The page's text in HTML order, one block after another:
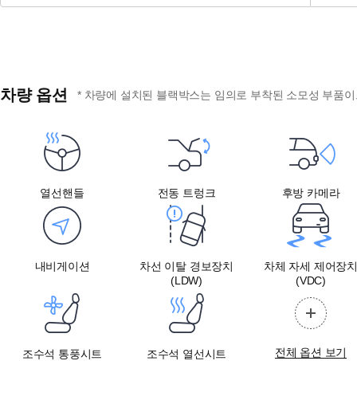
차량 옵션 * 차량에 설치된 블랙박스는 임의로 부착된 소모성 부품
열선핸들 전동 트렁크 후방 카메라
내비게이션
차선 이탈 경보장치
(LDW)
차체 자세 제어장치
(VDC)
조수석 통풍시트 조수석 열선시트 전체 옵션 보기